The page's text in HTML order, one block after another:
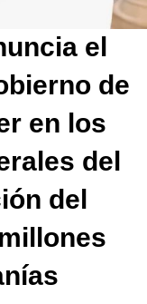
el
de
en los
del
del